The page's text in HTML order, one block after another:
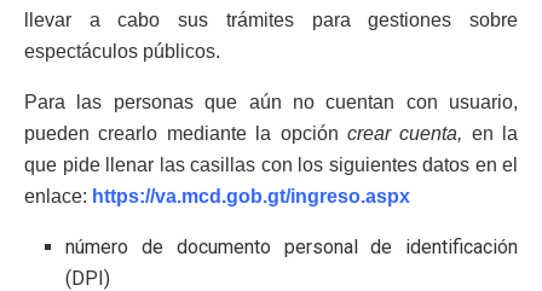
llevar a cabo sus trámites para gestiones sobre
espectáculos públicos.
Para las personas que aún no cuentan con usuario,
pueden crearlo mediante la opción crear cuenta, en la
que pide llenar las casillas con los siguientes datos en el
enlace: https://va.mcd.gob.gt/ingreso.aspx
número de documento personal de identificación
(DPI)